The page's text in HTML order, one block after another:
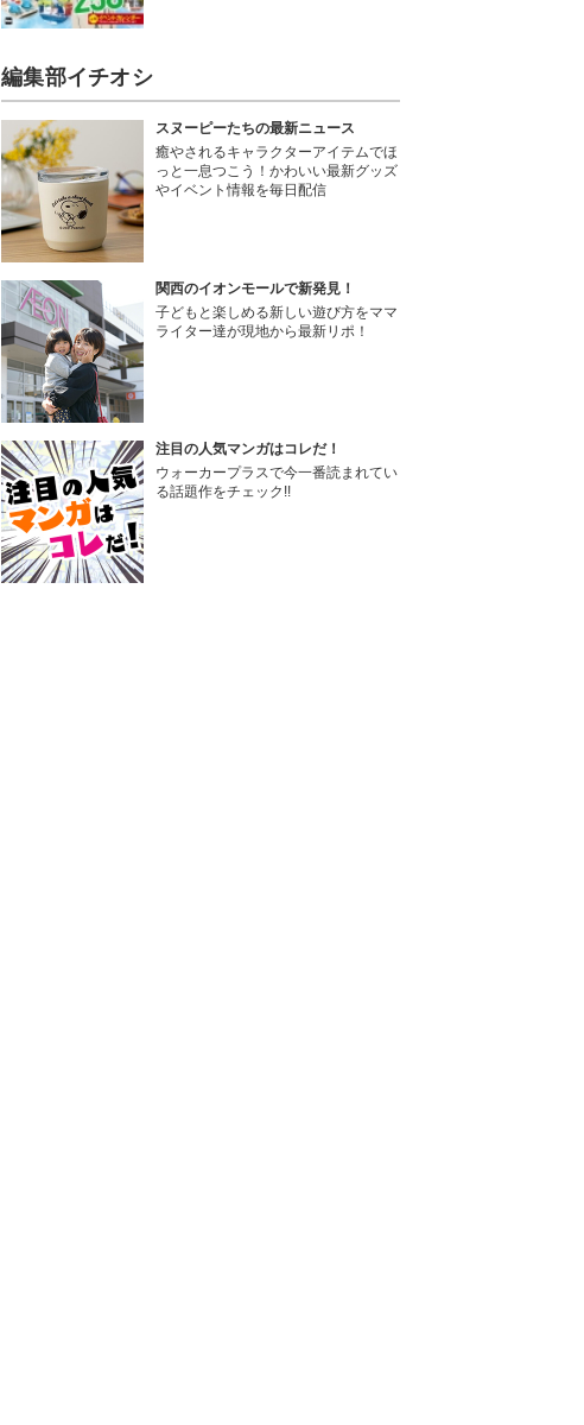
編集部イチオシ
スヌーピーたちの最新ニュース
癒やされるキャラクターアイテムでほ
っと一息つこう！かわいい最新グッズ
やイベント情報を毎日配信
関西のイオンモールで新発見！
子どもと楽しめる新しい遊び方をママ
ライター達が現地から最新リポ！
注目の人気マンガはコレだ！
ウォーカープラスで今一番読まれてい
る話題作をチェック!!